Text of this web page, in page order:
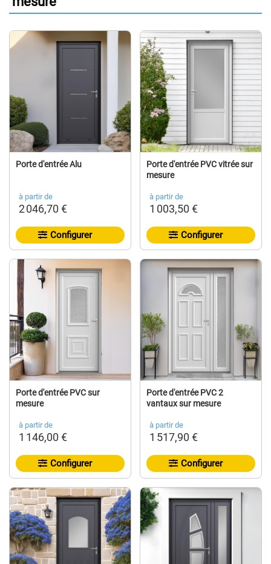
Porte d'entrée Alu
à partir de
2 046,70 €
Configurer
Porte d'entrée PVC vitrée sur
mesure
à partir de
1 003,50 €
Configurer
Porte d'entrée PVC sur
mesure
à partir de
1 146,00 €
Configurer
Porte d'entrée PVC 2
vantaux sur mesure
à partir de
1 517,90 €
Configurer